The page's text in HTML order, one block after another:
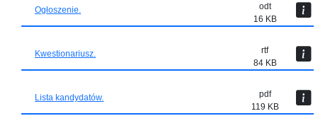
Ogłoszenie.
odt
16 KB
Kwestionariusz.
rtf
84 KB
Lista kandydatów.
pdf
119 KB